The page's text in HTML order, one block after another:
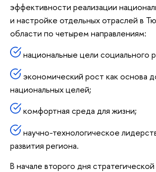
эффективности реализации
и настройке отдельных отраслей в
области по четырем направлениям:
национальные цели социального
экономический рост как основа
национальных целей;
комфортная среда для жизни;
научно-технологическое
развития региона.
В начале второго дня